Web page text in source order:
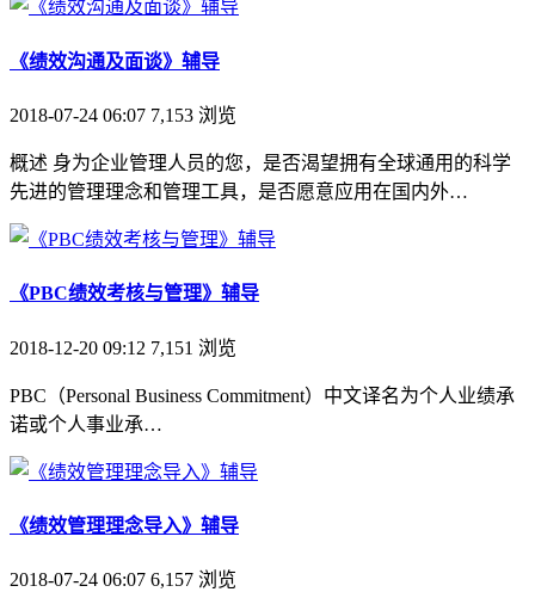
《绩效沟通及面谈》辅导
2018-07-24 06:07 7,153 浏览
概述 身为企业管理人员的您，是否渴望拥有全球通用的科学
先进的管理理念和管理工具，是否愿意应用在国内外…
《PBC绩效考核与管理》辅导
2018-12-20 09:12 7,151 浏览
PBC（Personal Business Commitment）中文译名为个人业绩承
诺或个人事业承…
《绩效管理理念导入》辅导
2018-07-24 06:07 6,157 浏览